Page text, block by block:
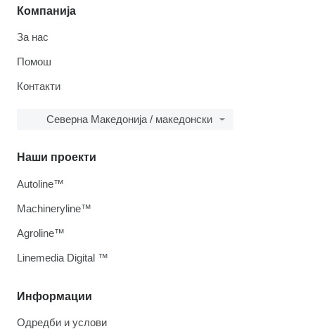
Компанија
За нас
Помош
Контакти
Северна Македонија / македонски
Информации
Одредби и услови
Наши проекти
Autoline™
Machineryline™
Agroline™
Linemedia Digital ™